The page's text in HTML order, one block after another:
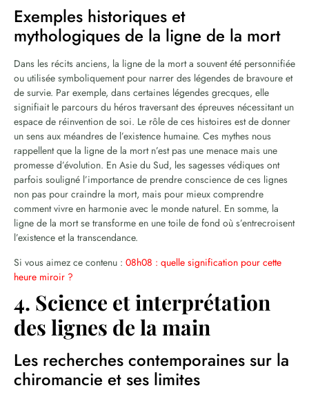
Exemples historiques et
mythologiques de la ligne de la mort
Dans les récits anciens, la ligne de la mort a souvent été personnifiée
ou utilisée symboliquement pour narrer des légendes de bravoure et
de survie. Par exemple, dans certaines légendes grecques, elle
signifiait le parcours du héros traversant des épreuves nécessitant un
espace de réinvention de soi. Le rôle de ces histoires est de donner
un sens aux méandres de l’existence humaine. Ces mythes nous
rappellent que la ligne de la mort n’est pas une menace mais une
promesse d’évolution. En Asie du Sud, les sagesses védiques ont
parfois souligné l’importance de prendre conscience de ces lignes
non pas pour craindre la mort, mais pour mieux comprendre
comment vivre en harmonie avec le monde naturel. En somme, la
ligne de la mort se transforme en une toile de fond où s’entrecroisent
l’existence et la transcendance.
Si vous aimez ce contenu : 08h08 : quelle signification pour cette
heure miroir ?
4. Science et interprétation
des lignes de la main
Les recherches contemporaines sur la
chiromancie et ses limites